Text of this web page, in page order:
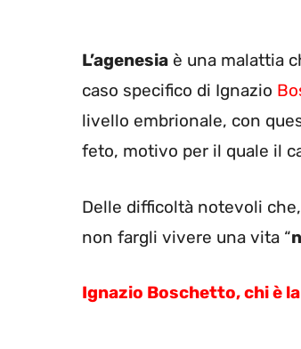
L’agenesia è una malattia
caso specifico di Ignazio
livello embrionale, con
feto, motivo per il quale il
Delle difficoltà notevoli
non fargli vivere una vita “
Ignazio Boschetto, chi è